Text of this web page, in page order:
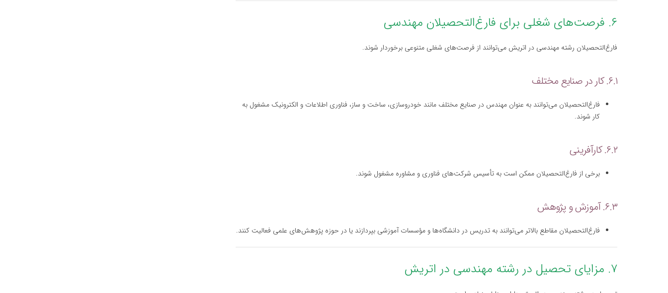
۶. فرصت‌های شغلی برای فارغ‌التحصیلان مهندسی
فارغ‌التحصیلان رشته مهندسی در اتریش می‌توانند از فرصت‌های شغلی متنوعی برخوردار شوند.
۶.۱. کار در صنایع مختلف
فارغ‌التحصیلان می‌توانند به عنوان مهندس در صنایع مختلف مانند خودروسازی، ساخت و ساز، فناوری اطلاعات و الکترونیک مشغول به
کار شوند.
۶.۲. کارآفرینی
برخی از فارغ‌التحصیلان ممکن است به تأسیس شرکت‌های فناوری و مشاوره مشغول شوند.
۶.۳. آموزش و پژوهش
فارغ‌التحصیلان مقاطع بالاتر می‌توانند به تدریس در دانشگاه‌ها و مؤسسات آموزشی بپردازند یا در حوزه پژوهش‌های علمی فعالیت کنند.
۷. مزایای تحصیل در رشته مهندسی در اتریش